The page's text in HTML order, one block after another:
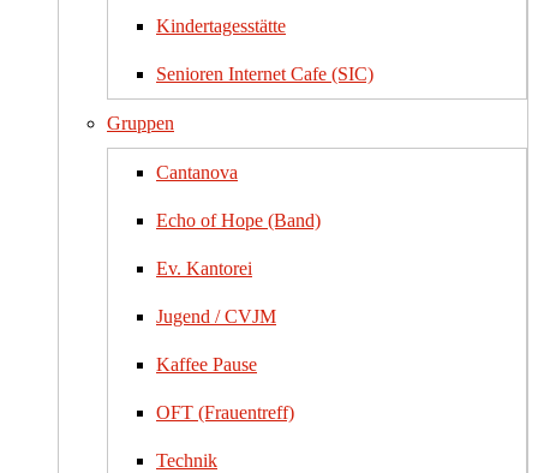
Kindertagesstätte
Senioren Internet Cafe (SIC)
Gruppen
Cantanova
Echo of Hope (Band)
Ev. Kantorei
Jugend / CVJM
Kaffee Pause
OFT (Frauentreff)
Technik